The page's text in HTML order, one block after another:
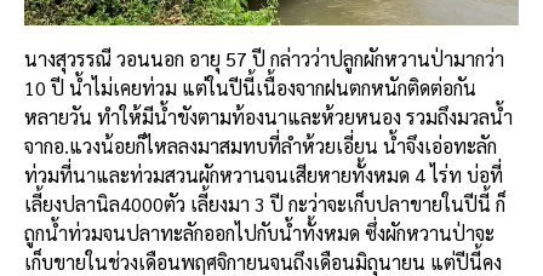
นางสุวรรณี วอนนอก อายุ 57 ปี กล่าวว่าปลูกผักหวานป่ามากว่า
10 ปี น้ำไม่เคยท่วม แต่ในปีนี้เนื้องจากฝนตกหนักติดต่อกัน
หลายวัน ทำให้มีน้ำขังตามท้องนาและห้วยหนอง รวมถึงมวลน้ำ
จากอ.แวงน้อยก็ไหลลงมาสมทบที่ลำห้วยเอี่ยน น้ำจึงเอ่อทะลัก
ท่วมที่นาและท่วมสวนผักหวานจนเสียหายทั้งหมด 4 ไร่ท บ่อที่
เลี้ยงปลานิล4000ตัว เลี้ยงมา 3 ปี กะว่าจะเก็บปลาขายในปีนี้ ก็
ถูกน้ำท่วมจนปลาทะลักออกไปกับน้ำทั้งหมด ซึ่งผักหวานป่าจะ
เก็บขายในช่วงเดือนพฤศจิกายนจนถึงเดือนมิถุนายน แต่ปีนี้คง